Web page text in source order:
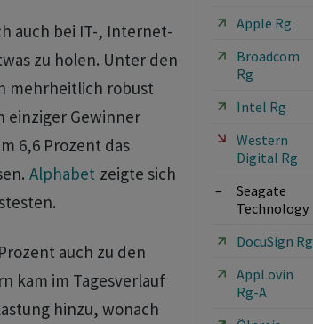
auch bei IT-, Internet-
zu holen. Unter den
mehrheitlich robust
Gewinner
6,6 Prozent das
Alphabet zeigte sich
auch zu den
kam im Tagesverlauf
hinzu, wonach
Apple Rg
Broadcom
Rg
Intel Rg
Western
Digital Rg
–
Seagate
Technology
DocuSign Rg
AppLovin
Rg-A